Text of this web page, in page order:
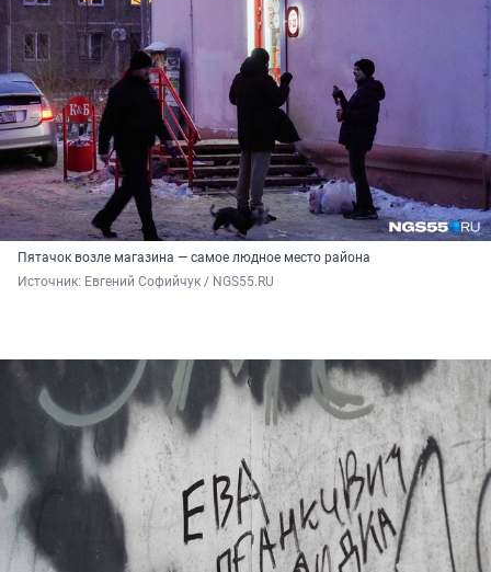
Пятачок возле магазина — самое людное место района
Источник: Евгений Софийчук / NGS55.RU